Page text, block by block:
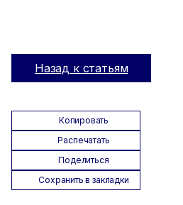
Назад к статьям
Копировать
Распечатать
Поделиться
Сохранить в закладки